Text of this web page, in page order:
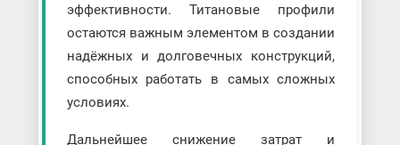
эффективности. Титановые профили
остаются важным элементом в создании
надёжных и долговечных конструкций,
способных работать в самых сложных
условиях.
Дальнейшее снижение затрат и